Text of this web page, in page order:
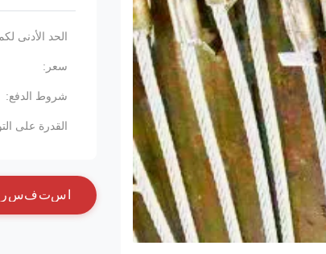
الحد الأدنى
سعر:
شروط الدفع:
القدرة على
ستفسر